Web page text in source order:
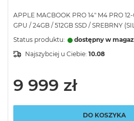
APPLE MACBOOK PRO 14" M4 PRO
GPU / 24GB / 512GB SSD / SREBRNY
Status produktu:
dostępny w
Najszybciej u Ciebie: 10.08
9 999 zł
DO KOSZYKA